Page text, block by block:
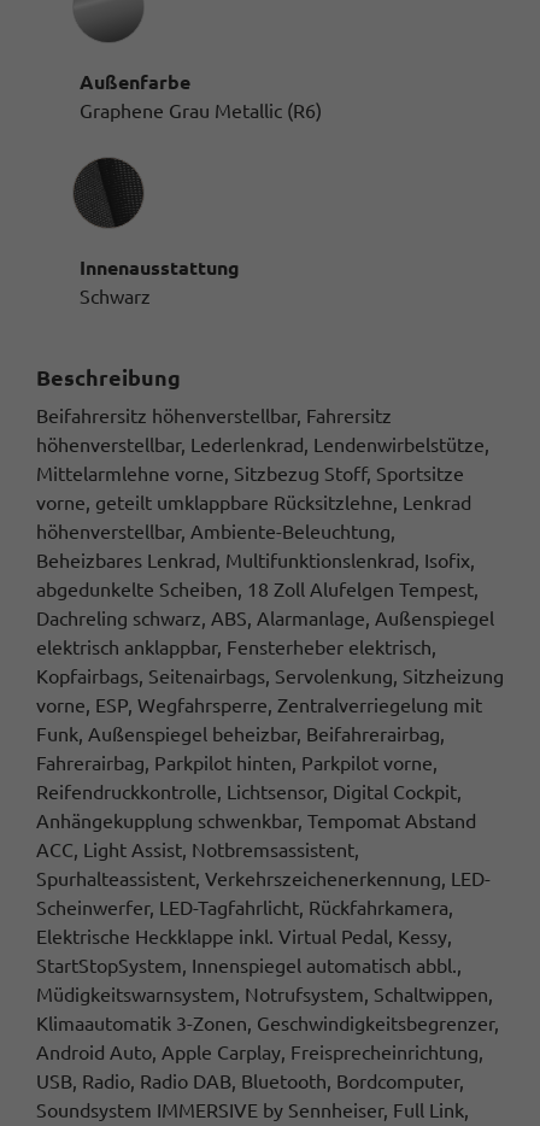
Außenfarbe
Graphene Grau Metallic (R6)
Innenausstattung
Innenausstattung
Schwarz
Beschreibung
Beifahrersitz höhenverstellbar, Fahrersitz
höhenverstellbar, Lederlenkrad, Lendenwirbelstütze,
Mittelarmlehne vorne, Sitzbezug Stoff, Sportsitze
vorne, geteilt umklappbare Rücksitzlehne, Lenkrad
höhenverstellbar, Ambiente-Beleuchtung,
Beheizbares Lenkrad, Multifunktionslenkrad, Isofix,
abgedunkelte Scheiben, 18 Zoll Alufelgen Tempest,
Dachreling schwarz, ABS, Alarmanlage, Außenspiegel
elektrisch anklappbar, Fensterheber elektrisch,
Kopfairbags, Seitenairbags, Servolenkung, Sitzheizung
vorne, ESP, Wegfahrsperre, Zentralverriegelung mit
Funk, Außenspiegel beheizbar, Beifahrerairbag,
Fahrerairbag, Parkpilot hinten, Parkpilot vorne,
Reifendruckkontrolle, Lichtsensor, Digital Cockpit,
Anhängekupplung schwenkbar, Tempomat Abstand
ACC, Light Assist, Notbremsassistent,
Spurhalteassistent, Verkehrszeichenerkennung, LED-
Scheinwerfer, LED-Tagfahrlicht, Rückfahrkamera,
Elektrische Heckklappe inkl. Virtual Pedal, Kessy,
StartStopSystem, Innenspiegel automatisch abbl.,
Müdigkeitswarnsystem, Notrufsystem, Schaltwippen,
Klimaautomatik 3-Zonen, Geschwindigkeitsbegrenzer,
Android Auto, Apple Carplay, Freisprecheinrichtung,
USB, Radio, Radio DAB, Bluetooth, Bordcomputer,
Soundsystem IMMERSIVE by Sennheiser, Full Link,